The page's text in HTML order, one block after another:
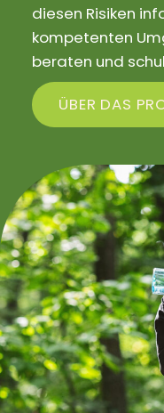
diesen Risiken
kompetenten
beraten und
ÜBER DAS